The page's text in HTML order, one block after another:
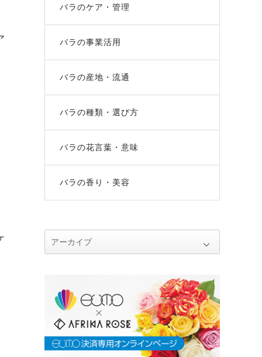
バラのケア・管理
バラの事業活用
バラの産地・流通
バラの種類・選び方
バラの花言葉・意味
バラの香り・美容